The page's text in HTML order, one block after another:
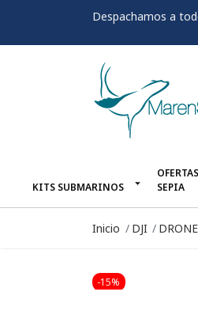
Despachamos a
KITS SUBMARINOS
OFERTAS
SEPIA
Inicio DJI
-15%